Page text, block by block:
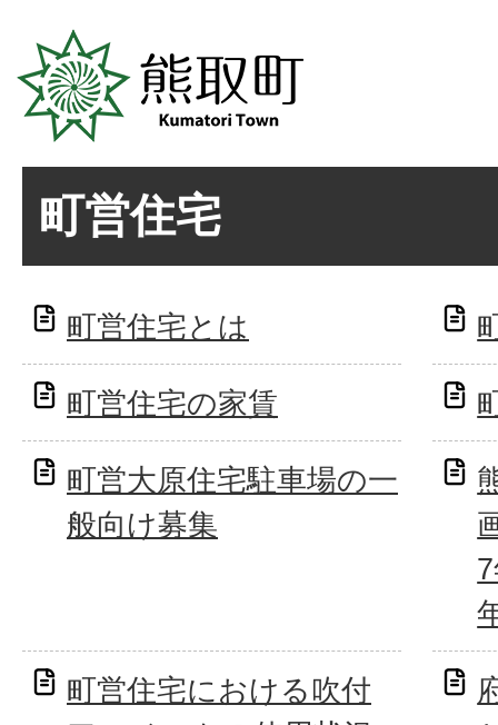
町営住宅
町営住宅とは
町営住宅の家賃
町営大原住宅駐車場の一
般向け募集
町営住宅における吹付